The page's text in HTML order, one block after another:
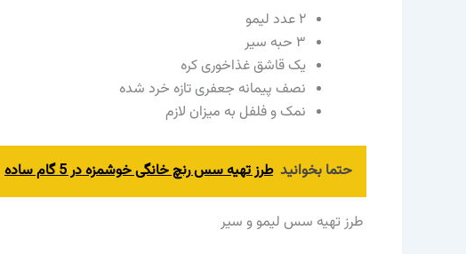
۲ عدد لیمو
۳ حبه سیر
یک قاشق غذاخوری کره
نصف پیمانه جعفری تازه خرد شده
نمک و فلفل به میزان لازم
حتما بخوانید طرز تهیه سس رنچ خانگی خوشمزه در 5 گام ساده
طرز تهیه سس لیمو و سیر